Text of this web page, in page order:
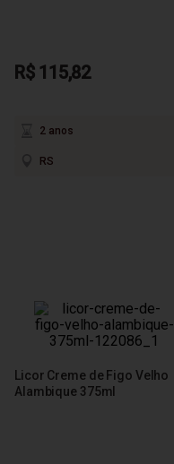
R$ 115,82
2 anos
RS
Licor Creme de Figo Velho
Alambique 375ml